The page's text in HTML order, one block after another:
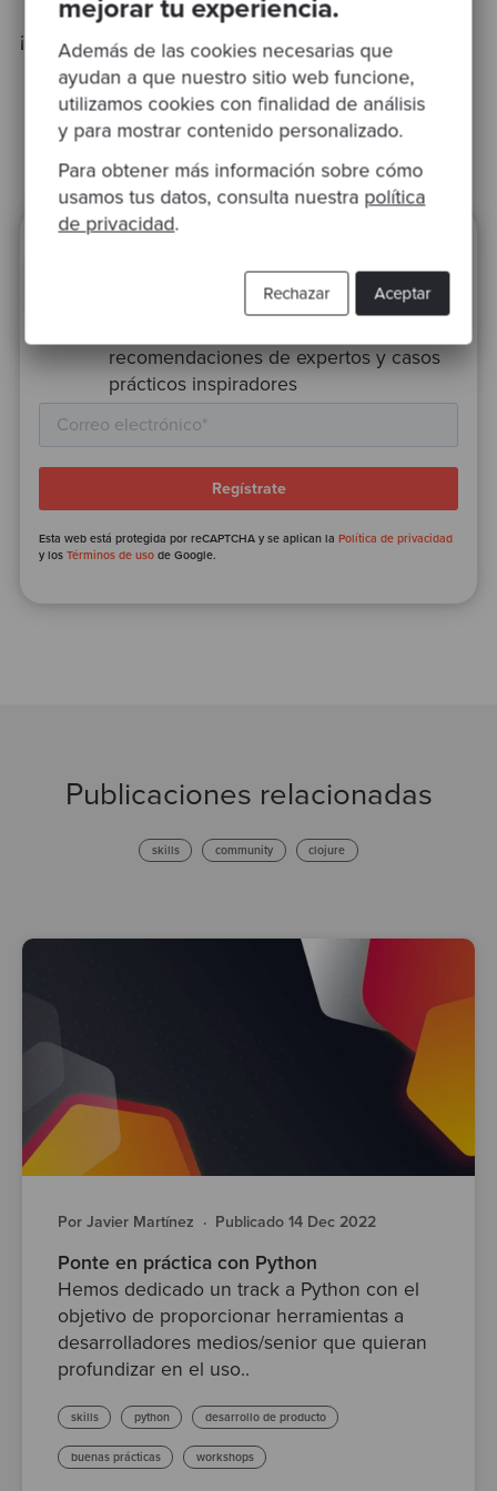
mejorar tu experiencia.
Además de las cookies necesarias que
ayudan a que nuestro sitio web funcione,
utilizamos cookies con finalidad de análisis
y para mostrar contenido personalizado.
Para obtener más información sobre cómo
usamos tus datos, consulta nuestra política
de privacidad.
Aceptar
Rechazar
¡Hasta la próxima
Suscríbete a nuestra newsletter para
recomendaciones de expertos y casos
prácticos inspiradores
Esta web está protegida por reCAPTCHA y se aplican laPolítica de privacidad
y losTérminos de uso de Google.
Publicaciones relacionadas
skills community clojure
Por Javier Martínez · Publicado 14 Dec 2022
Ponte en práctica con Python
Hemos dedicado un track a Python con el
objetivo de proporcionar herramientas a
desarrolladores medios/senior que quieran
profundizar en el uso..
skills python desarrollo de producto
buenas prácticas workshops